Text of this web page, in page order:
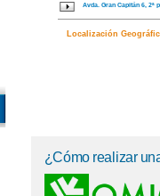
Avda. Gran Capitán 6, 2ª
Localización
¿Cómo realizar